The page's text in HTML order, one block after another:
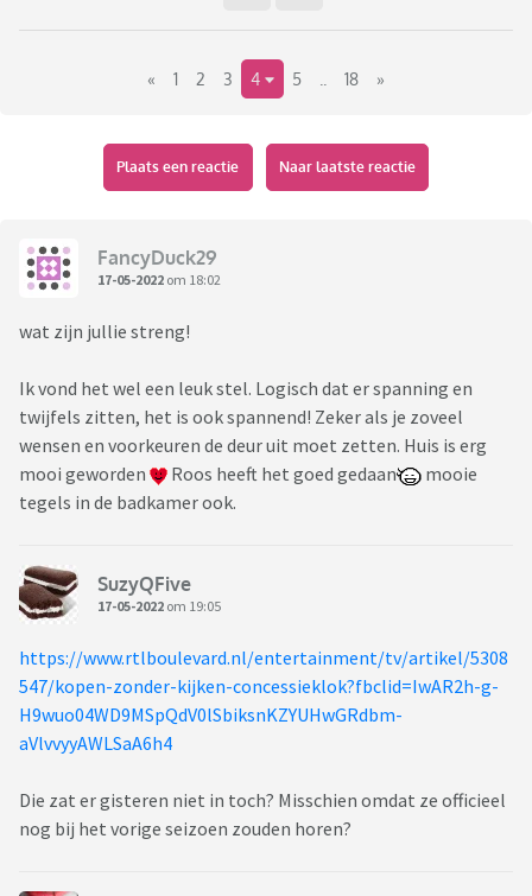
« 1 2 3 4 5 18 »
Plaats een reactie Naar laatste reactie
FancyDuck29
17-05-2022 om 18:02
wat zijn jullie streng!
Ik vond het wel een leuk stel. Logisch dat er spanning en
twijfels zitten, het is ook spannend! Zeker als je zoveel
wensen en voorkeuren de deur uit moet zetten. Huis is erg
mooi geworden
Roos heeft het goed gedaan
mooie
tegels in de badkamer ook.
SuzyQFive
17-05-2022 om 19:05
https://www.rtlboulevard.nl/entertainment/tv/artikel/5308
547/kopen-zonder-kijken-concessieklok?fbclid=IwAR2h-g-
H9wuo04WD9MSpQdV0lSbiksnKZYUHwGRdbm-
aVlvvyyAWLSaA6h4
Die zat er gisteren niet in toch? Misschien omdat ze officieel
nog bij het vorige seizoen zouden horen?